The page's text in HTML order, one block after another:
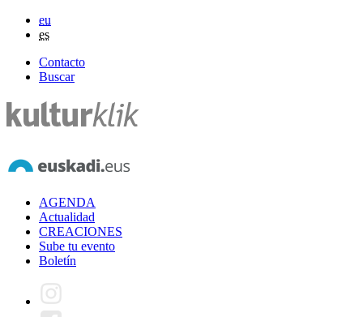
eu
es
Contacto
Buscar
AGENDA
Actualidad
CREACIONES
Sube tu evento
Boletín